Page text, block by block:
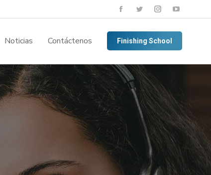
Noticias Contáctenos Finishing School